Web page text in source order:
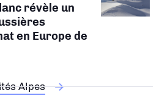
Alpes
révèle un
en Europe de